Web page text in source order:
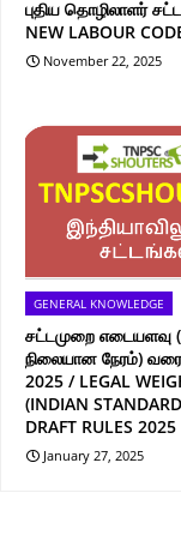
புதிய தொழிலாளர்
NEW LABOUR
November 22, 2025
GENERAL KNOWLEDGE
சட்டமுறை எடையளவு
நிலையான நேரம்)
2025 / LEGAL
(INDIAN
DRAFT RULES 2025
January 27, 2025